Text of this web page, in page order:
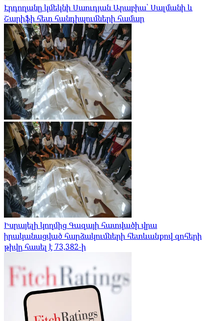
Էրդողանը կմեկնի Սաուդյան Արաբիա՝ Սալմանի և
Շարիֆի հետ հանդիպումների համար
Իսրայելի կողմից Գազայի հատվածի վրա
իրականացված հարձակումների հետևանքով զոհերի
թիվը հասել է 73,382-ի